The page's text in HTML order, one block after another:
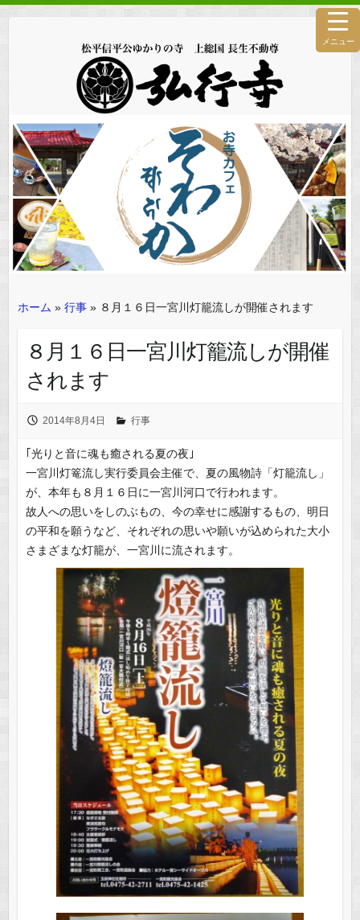
ホーム » 行事» ８月１６日一宮川灯籠流しが開催されます
８月１６日一宮川灯籠流しが開催
されます
2014年8月4日 行事
｢光りと音に魂も癒される夏の夜｣
一宮川灯篭流し実行委員会主催で、夏の風物詩「灯籠流し」
が、本年も８月１６日に一宮川河口で行われます。
故人への思いをしのぶもの、今の幸せに感謝するもの、明日
の平和を願うなど、それぞれの思いや願いが込められた大小
さまざまな灯籠が、一宮川に流されます。
メニュー